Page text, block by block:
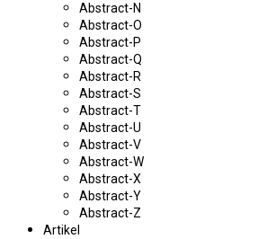
Abstract-N
Abstract-O
Abstract-P
Abstract-Q
Abstract-R
Abstract-S
Abstract-T
Abstract-U
Abstract-V
Abstract-W
Abstract-X
Abstract-Y
Abstract-Z
Artikel